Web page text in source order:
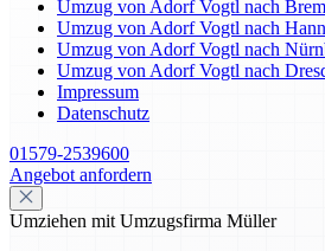
Umzug von Adorf Vogtl nach
Umzug von Adorf Vogtl nach
Umzug von Adorf Vogtl nach
Umzug von Adorf Vogtl nach
Impressum
Datenschutz
01579-2539600
Angebot anfordern
Umziehen mit Umzugsfirma Müller